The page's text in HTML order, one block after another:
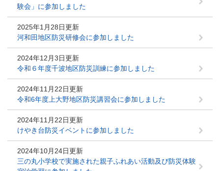
験会」に参加しました
2025年1月28日更新
河和田地区防災研修会に参加しました
2024年12月3日更新
令和６年度千波地区防災訓練に参加しました
2024年11月22日更新
令和6年度上大野地区防災講習会に参加しました
2024年11月22日更新
けやき台防災イベントに参加しました
2024年10月24日更新
三の丸小学校で実施された親子ふれあい活動及び防災体験